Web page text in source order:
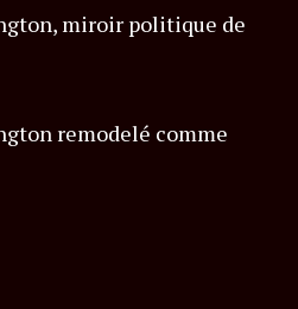
miroir politique de
remodelé comme